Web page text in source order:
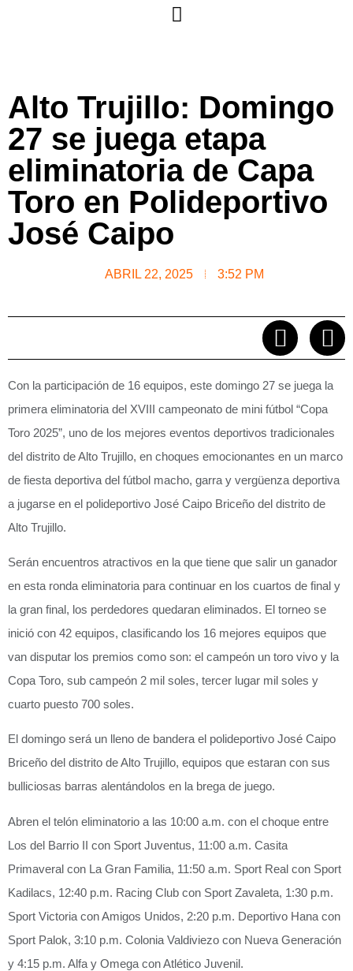
Alto Trujillo: Domingo
27 se juega etapa
eliminatoria de Capa
Toro en Polideportivo
José Caipo
ABRIL 22, 2025 3:52 PM
Con la participación de 16 equipos, este domingo 27 se juega la
primera eliminatoria del XVIII campeonato de mini fútbol “Copa
Toro 2025”, uno de los mejores eventos deportivos tradicionales
del distrito de Alto Trujillo, en choques emocionantes en un marco
de fiesta deportiva del fútbol macho, garra y vergüenza deportiva
a jugarse en el polideportivo José Caipo Briceño del distrito de
Alto Trujillo.
Serán encuentros atractivos en la que tiene que salir un ganador
en esta ronda eliminatoria para continuar en los cuartos de final y
la gran final, los perdedores quedaran eliminados. El torneo se
inició con 42 equipos, clasificando los 16 mejores equipos que
van disputar los premios como son: el campeón un toro vivo y la
Copa Toro, sub campeón 2 mil soles, tercer lugar mil soles y
cuarto puesto 700 soles.
El domingo será un lleno de bandera el polideportivo José Caipo
Briceño del distrito de Alto Trujillo, equipos que estaran con sus
bulliciosas barras alentándolos en la brega de juego.
Abren el telón eliminatorio a las 10:00 a.m. con el choque entre
Los del Barrio II con Sport Juventus, 11:00 a.m. Casita
Primaveral con La Gran Familia, 11:50 a.m. Sport Real con Sport
Kadilacs, 12:40 p.m. Racing Club con Sport Zavaleta, 1:30 p.m.
Sport Victoria con Amigos Unidos, 2:20 p.m. Deportivo Hana con
Sport Palok, 3:10 p.m. Colonia Valdiviezo con Nueva Generación
y 4:15 p.m. Alfa y Omega con Atlético Juvenil.